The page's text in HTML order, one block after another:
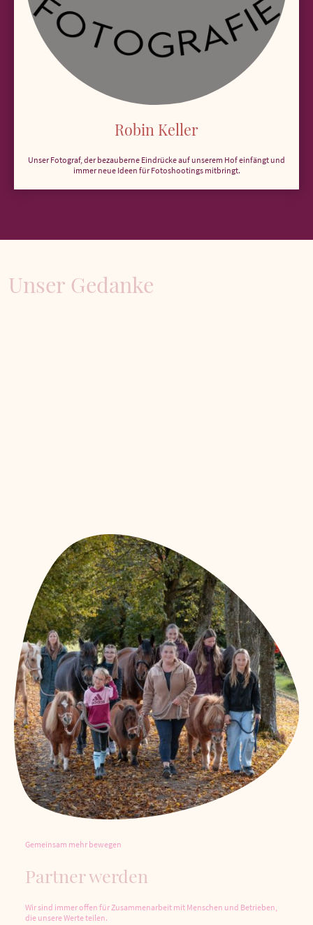
Robin Keller
Unser Fotograf, der bezauberne Eindrücke auf unserem Hof einfängt und
immer neue Ideen für Fotoshootings mitbringt.
Unser Gedanke
Gemeinsam mehr bewegen
Partner werden
Wir sind immer offen für Zusammenarbeit mit Menschen und Betrieben,
die unsere Werte teilen.